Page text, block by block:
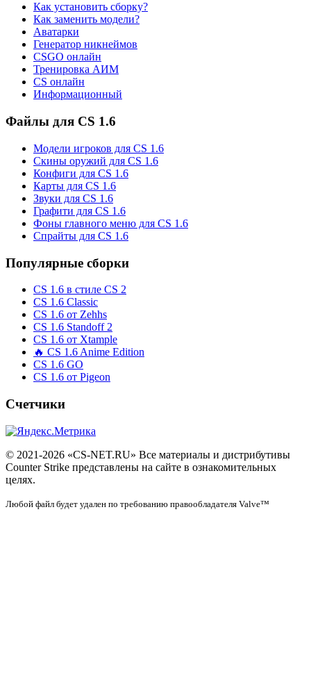
Как установить сборку?
Как заменить модели?
Аватарки
Генератор никнеймов
CSGO онлайн
Тренировка АИМ
CS онлайн
Информационный
Файлы для CS 1.6
Модели игроков для CS 1.6
Скины оружий для CS 1.6
Конфиги для CS 1.6
Карты для CS 1.6
Звуки для CS 1.6
Графити для CS 1.6
Фоны главного меню для CS 1.6
Спрайты для CS 1.6
Популярные сборки
CS 1.6 в стиле CS 2
CS 1.6 Classic
CS 1.6 от Zehhs
CS 1.6 Standoff 2
CS 1.6 от Xtample
🔥 CS 1.6 Anime Edition
CS 1.6 GO
CS 1.6 от Pigeon
Счетчики
© 2021-2026 «CS-NET.RU» Все материалы и дистрибутивы
Counter Strike представлены на сайте в ознакомительных
целях.
Любой файл будет удален по требованию правообладателя Valve™